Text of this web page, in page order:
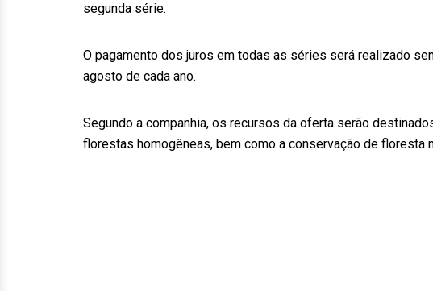
segunda série.
O pagamento dos juros em todas as séries será realizado
agosto de cada ano.
Segundo a companhia, os recursos da oferta serão
florestas homogêneas, bem como a conservação de floresta